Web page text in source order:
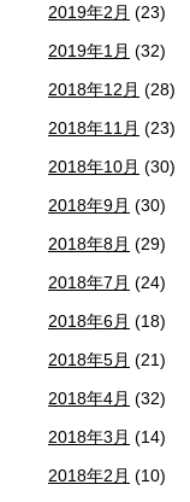
2019年2月 (23)
2019年1月 (32)
2018年12月 (28)
2018年11月 (23)
2018年10月 (30)
2018年9月 (30)
2018年8月 (29)
2018年7月 (24)
2018年6月 (18)
2018年5月 (21)
2018年4月 (32)
2018年3月 (14)
2018年2月 (10)